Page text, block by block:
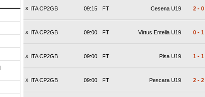
x ITA CP2GB FT
09:15 Cesena U19 2 - 0
x ITA CP2GB FT
09:00 Virtus Entella U19 0 - 1
x ITA CP2GB FT
09:00 Pisa U19 1 - 1
x ITA CP2GB FT
09:00 Pescara U19 2 - 2